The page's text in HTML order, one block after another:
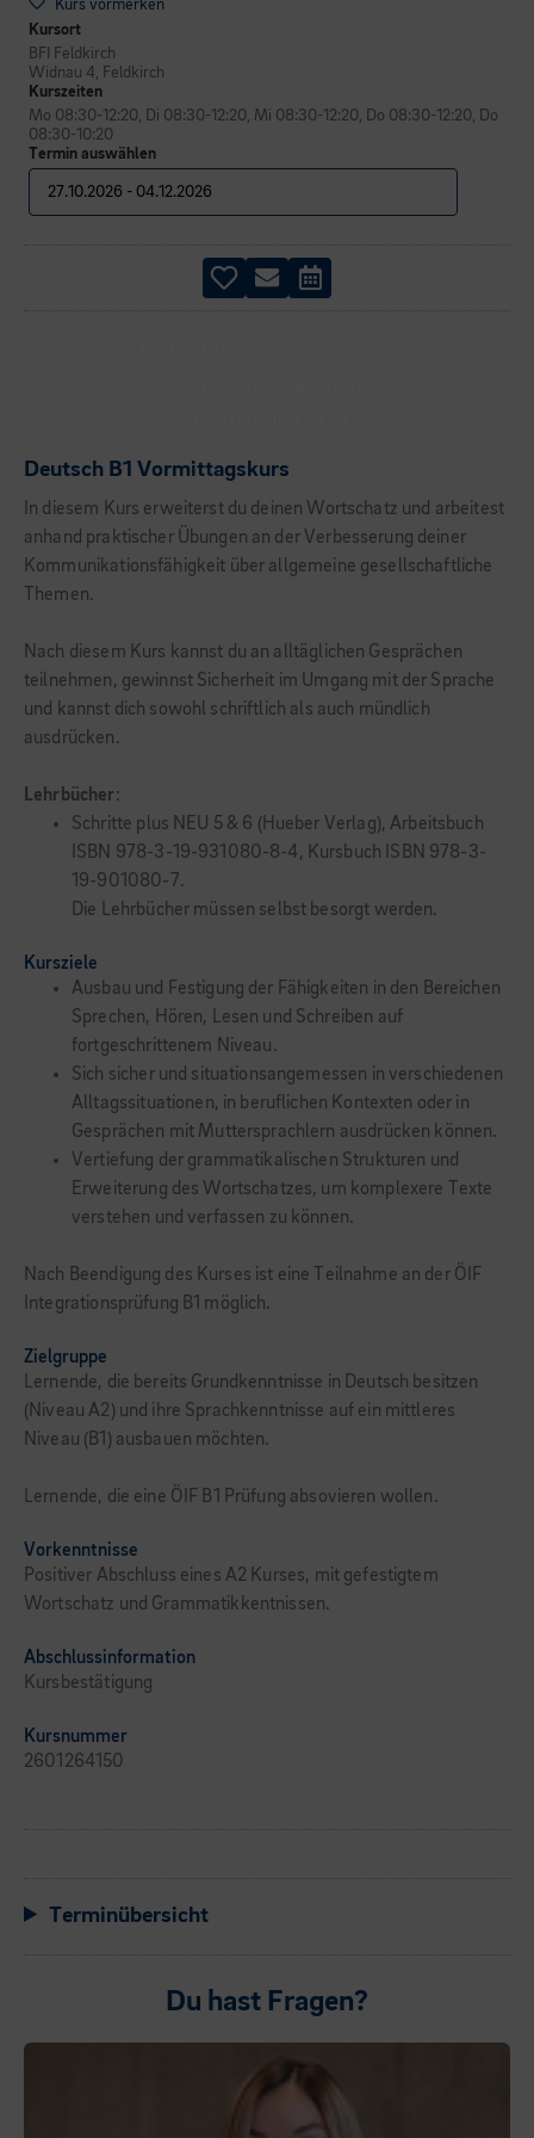
Kurs vormerken
Kursort
BFI Feldkirch
Widnau 4, Feldkirch
Termin auswählen
Kurszeiten
Mo 08:30-12:20, Di 08:30-12:20, Mi 08:30-12:20, Do 08:30-12:20, Do
08:30-10:20
Deutsch B1 Vormittagskurs
In diesem Kurs erweiterst du deinen Wortschatz und arbeitest
anhand praktischer Übungen an der Verbesserung deiner
Kommunikationsfähigkeit über allgemeine gesellschaftliche
Themen.
Nach diesem Kurs kannst du an alltäglichen Gesprächen
teilnehmen, gewinnst Sicherheit im Umgang mit der Sprache
und kannst dich sowohl schriftlich als auch mündlich
ausdrücken.
Lehrbücher:
Schritte plus NEU 5 & 6 (Hueber Verlag), Arbeitsbuch
ISBN 978-3-19-931080-8-4, Kursbuch ISBN 978-3-
19-901080-7.
Die Lehrbücher müssen selbst besorgt werden.
Kursziele
Ausbau und Festigung der Fähigkeiten in den Bereichen
Sprechen, Hören, Lesen und Schreiben auf
fortgeschrittenem Niveau.
Sich sicher und situationsangemessen in verschiedenen
Alltagssituationen, in beruflichen Kontexten oder in
Gesprächen mit Muttersprachlern ausdrücken können.
Vertiefung der grammatikalischen Strukturen und
Erweiterung des Wortschatzes, um komplexere Texte
verstehen und verfassen zu können.
Nach Beendigung des Kurses ist eine Teilnahme an der ÖIF
Integrationsprüfung B1 möglich.
Zielgruppe
Lernende, die bereits Grundkenntnisse in Deutsch besitzen
(Niveau A2) und ihre Sprachkenntnisse auf ein mittleres
Niveau (B1) ausbauen möchten.
Lernende, die eine ÖIF B1 Prüfung absovieren wollen.
Vorkenntnisse
Positiver Abschluss eines A2 Kurses, mit gefestigtem
Wortschatz und Grammatikkentnissen.
Abschlussinformation
Kursbestätigung
Kursnummer
2601264150
Terminübersicht
Du hast Fragen?